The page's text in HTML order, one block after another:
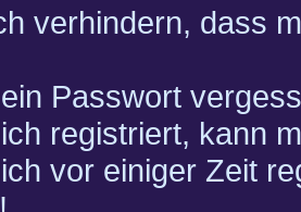
verhindern, dass
Passwort
registriert, kann
vor einiger Zeit